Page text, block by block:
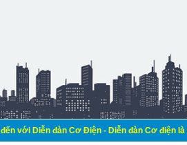
đàn Cơ Điện - Diễn đàn Cơ điện là nơi